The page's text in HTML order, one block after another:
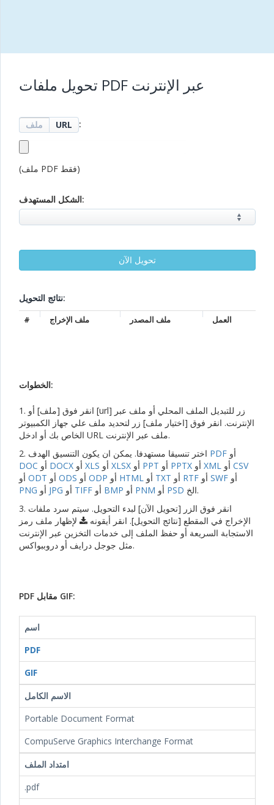
تحويل ملفات PDF عبر الإنترنت
ملف URL :
(ملف PDF فقط)
الشكل المستهدف:
نتائج التحويل:
# ملف الإخراج ملف المصدر العمل
الخطوات:
1. انقر فوق [ملف] أو [url] زر للتبديل الملف المحلي أو ملف عبر
الإنترنت. انقر فوق [اختيار ملف] زر لتحديد ملف علي جهاز الكمبيوتر
الخاص بك أو ادخل URL ملف عبر الإنترنت.
PDF أو
DOC
DOCX XLS XLSX PPT PPTX XML
CSV
ODT ODS ODP HTML TXT RTF SWF أو
PNG
JPG TIFF BMP PNM PSD
الخ.
3. انقر فوق الزر [تحويل الآن] لبدء التحويل. سيتم سرد ملفات
الإخراج في المقطع [نتائج التحويل]. انقر أيقونه
لإظهار ملف رمز
الاستجابة السريعة أو حفظ الملف إلى خدمات التخزين عبر الإنترنت
مثل جوجل درايف أو دروببواكس.
PDF مقابل GIF:
اسم
PDF
GIF
الاسم الكامل
Portable Document Format
CompuServe Graphics Interchange Format
امتداد الملف
.pdf